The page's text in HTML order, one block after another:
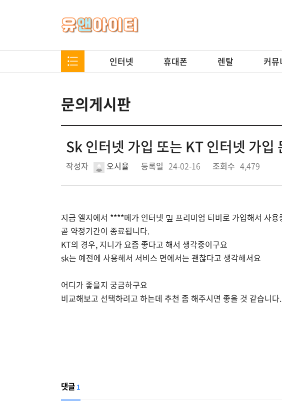
인터넷 휴대폰 렌탈 커뮤
문의게시판
Sk 인터넷 가입 또는 KT 인터넷 가입
작성자 오시율 등록일 24-02-16 조회수 4,479
지금 엘지에서 ****메가 인터넷 밒 프리미엄 티비로 가입해서 사용
곧 약정기간이 종료됩니다.
KT의 경우, 지니가 요즘 좋다고 해서 생각중이구요
sk는 예전에 사용해서 서비스 면에서는 괜찮다고 생각해서요
어디가 좋을지 궁금하구요
비교해보고 선택하려고 하는데 추천 좀 해주시면 좋을 것 같습니다.
댓글 1